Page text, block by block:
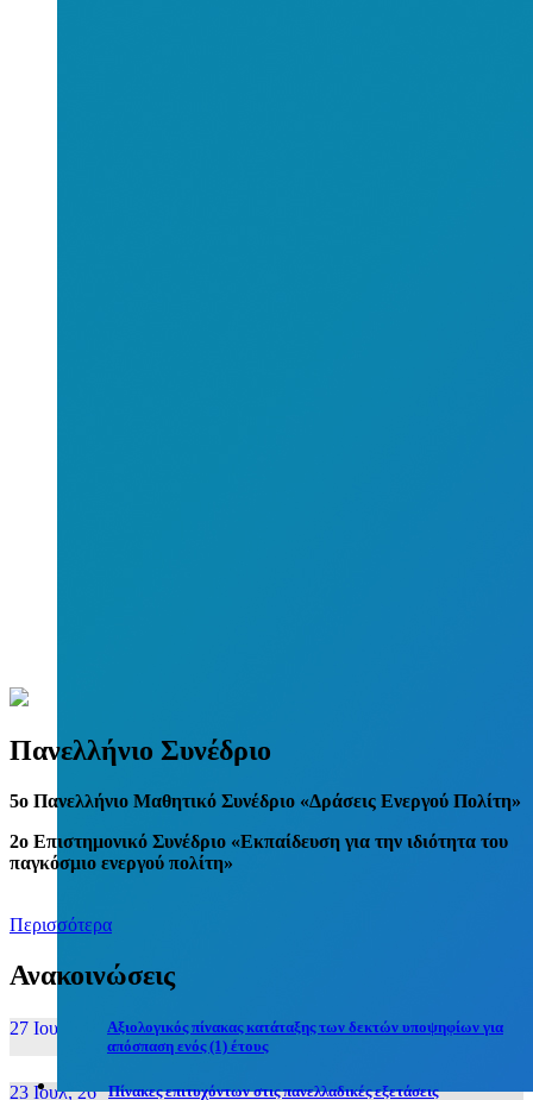
Πανελλήνιο Συνέδριο
5o Πανελλήνιο Μαθητικό Συνέδριο «Δράσεις Ενεργού Πολίτη»
2ο Επιστημονικό Συνέδριο «Εκπαίδευση για την ιδιότητα του
παγκόσμιο ενεργού πολίτη»
Περισσότερα
Ανακοινώσεις
27 Ιουν, 26
Αξιολογικός πίνακας κατάταξης των δεκτών υποψηφίων για
απόσπαση ενός (1) έτους
23 Ιουλ, 26 Πίνακες επιτυχόντων στις πανελλαδικές εξετάσεις